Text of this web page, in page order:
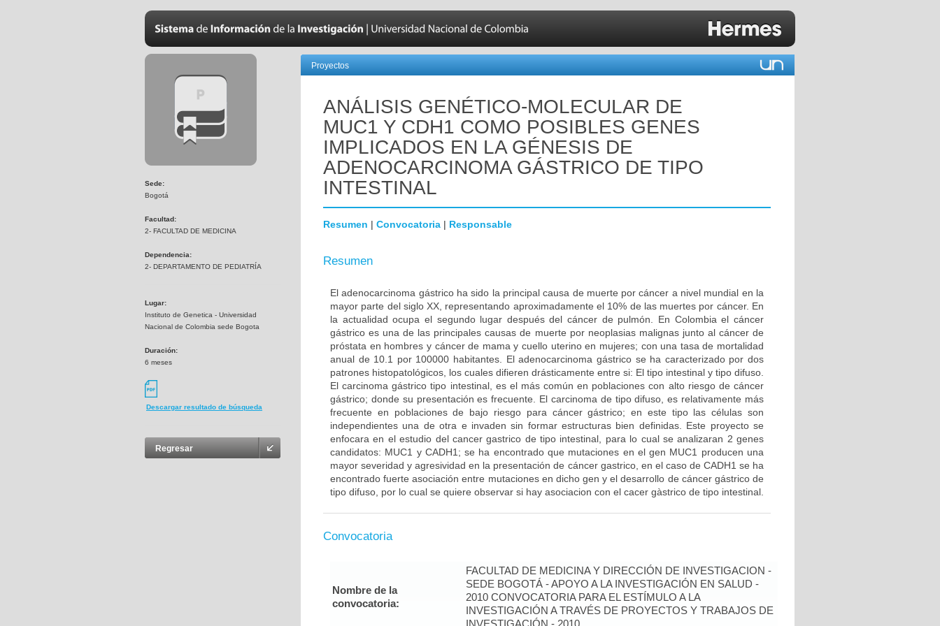
Sede:
Bogotá
Facultad:
2- FACULTAD DE MEDICINA
Dependencia:
2- DEPARTAMENTO DE PEDIATRÍA
Lugar:
Instituto de Genetica - Universidad
Nacional de Colombia sede Bogota
Duración:
6 meses
Descargar resultado de búsqueda
Regresar
Proyectos
ANÁLISIS GENÉTICO-MOLECULAR DE
MUC1 Y CDH1 COMO POSIBLES GENES
IMPLICADOS EN LA GÉNESIS DE
ADENOCARCINOMA GÁSTRICO DE TIPO
INTESTINAL
Resumen | Convocatoria | Responsable
Resumen
El adenocarcinoma gástrico ha sido la principal causa de muerte por cáncer a nivel mundial en la
mayor parte del siglo XX, representando aproximadamente el 10% de las muertes por cáncer. En
la actualidad ocupa el segundo lugar después del cáncer de pulmón. En Colombia el cáncer
gástrico es una de las principales causas de muerte por neoplasias malignas junto al cáncer de
próstata en hombres y cáncer de mama y cuello uterino en mujeres; con una tasa de mortalidad
anual de 10.1 por 100000 habitantes. El adenocarcinoma gástrico se ha caracterizado por dos
patrones histopatológicos, los cuales difieren drásticamente entre si: El tipo intestinal y tipo difuso.
El carcinoma gástrico tipo intestinal, es el más común en poblaciones con alto riesgo de cáncer
gástrico; donde su presentación es frecuente. El carcinoma de tipo difuso, es relativamente más
frecuente en poblaciones de bajo riesgo para cáncer gástrico; en este tipo las células son
independientes una de otra e invaden sin formar estructuras bien definidas. Este proyecto se
enfocara en el estudio del cancer gastrico de tipo intestinal, para lo cual se analizaran 2 genes
candidatos: MUC1 y CADH1; se ha encontrado que mutaciones en el gen MUC1 producen una
mayor severidad y agresividad en la presentación de cáncer gastrico, en el caso de CADH1 se ha
encontrado fuerte asociación entre mutaciones en dicho gen y el desarrollo de cáncer gástrico de
tipo difuso, por lo cual se quiere observar si hay asociacion con el cacer gàstrico de tipo intestinal.
Convocatoria
Nombre de la
convocatoria:
FACULTAD DE MEDICINA Y DIRECCIÓN DE INVESTIGACION -
SEDE BOGOTÁ - APOYO A LA INVESTIGACIÓN EN SALUD -
2010 CONVOCATORIA PARA EL ESTÍMULO A LA
INVESTIGACIÓN A TRAVÉS DE PROYECTOS Y TRABAJOS DE
INVESTIGACIÓN - 2010